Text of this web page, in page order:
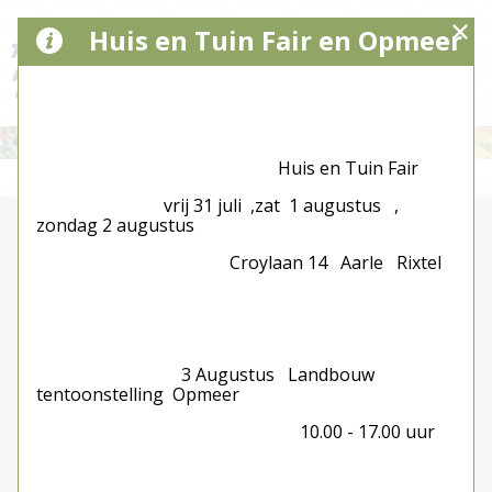
Huis en Tuin Fair en Opmeer
Huis en Tuin Fair
vrij 31 juli ,zat 1 augustus ,
zondag 2 augustus
Croylaan 14 Aarle Rixtel
3 Augustus Landbouw
tentoonstelling Opmeer
10.00 - 17.00 uur